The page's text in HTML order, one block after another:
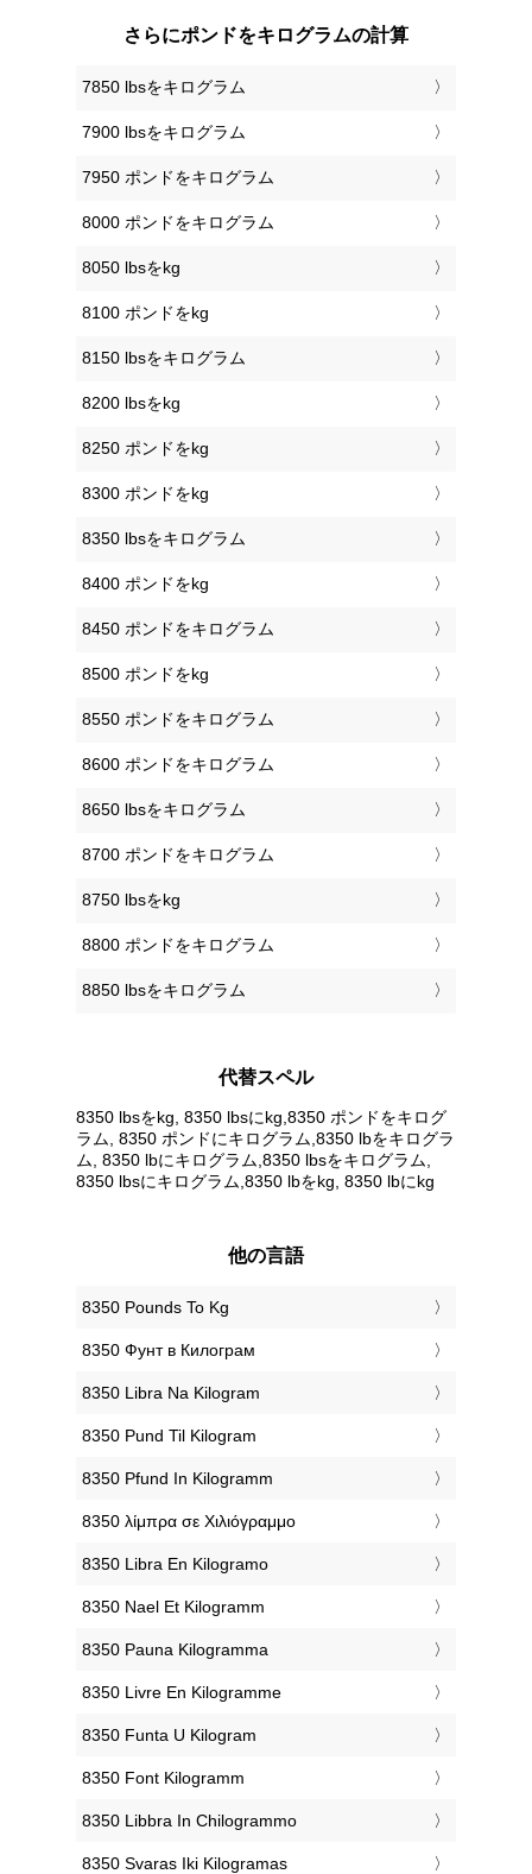
さらにポンドをキログラムの計算
7850 lbsをキログラム
7900 lbsをキログラム
7950 ポンドをキログラム
8000 ポンドをキログラム
8050 lbsをkg
8100 ポンドをkg
8150 lbsをキログラム
8200 lbsをkg
8250 ポンドをkg
8300 ポンドをkg
8350 lbsをキログラム
8400 ポンドをkg
8450 ポンドをキログラム
8500 ポンドをkg
8550 ポンドをキログラム
8600 ポンドをキログラム
8650 lbsをキログラム
8700 ポンドをキログラム
8750 lbsをkg
8800 ポンドをキログラム
8850 lbsをキログラム
代替スペル
8350 lbsをkg, 8350 lbsにkg,8350 ポンドをキログ
ラム, 8350 ポンドにキログラム,8350 lbをキログラ
ム, 8350 lbにキログラム,8350 lbsをキログラム,
8350 lbsにキログラム,8350 lbをkg, 8350 lbにkg
他の言語
‎8350 Pounds To Kg
‎8350 Фунт в Килограм
‎8350 Libra Na Kilogram
‎8350 Pund Til Kilogram
‎8350 Pfund In Kilogramm
‎8350 λίμπρα σε Χιλιόγραμμο
‎8350 Libra En Kilogramo
‎8350 Nael Et Kilogramm
‎8350 Pauna Kilogramma
‎8350 Livre En Kilogramme
‎8350 Funta U Kilogram
‎8350 Font Kilogramm
‎8350 Libbra In Chilogrammo
‎8350 Svaras Iki Kilogramas